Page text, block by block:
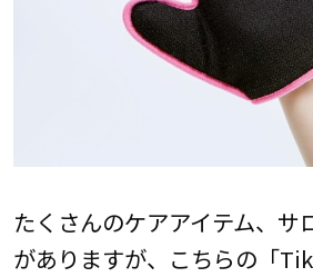
たくさんのケアアイテム、サ
がありますが、こちらの「